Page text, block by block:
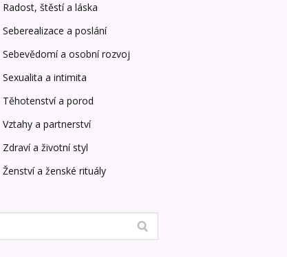
Radost, štěstí a láska
Seberealizace a poslání
Sebevědomí a osobní rozvoj
Sexualita a intimita
Těhotenství a porod
Vztahy a partnerství
Zdraví a životní styl
Ženství a ženské rituály